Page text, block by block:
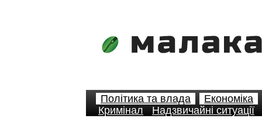
Політика та влада
Економіка
Кримінал
Надзвичайні ситуації